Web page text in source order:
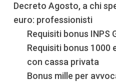
Decreto Agosto, a chi
euro: professionisti
Requisiti bonus INPS
Requisiti bonus
con cassa privata
Bonus mille per